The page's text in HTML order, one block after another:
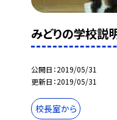
みどりの学校説
公開日 2019/05/31
更新日 2019/05/31
校長室から